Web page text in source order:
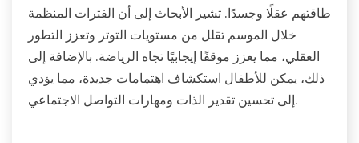
طاقتهم عقلًا وجسدًا. تشير الأبحاث إلى أن الفترات المنظمة
خلال الموسم تقلل من مستويات التوتر وتعزز التطور
العقلي، مما يعزز موقفًا إيجابيًا تجاه الرياضة. بالإضافة إلى
ذلك، يمكن للأطفال استكشاف اهتمامات جديدة، مما يؤدي
إلى تحسين تقدير الذات ومهارات التواصل الاجتماعي.